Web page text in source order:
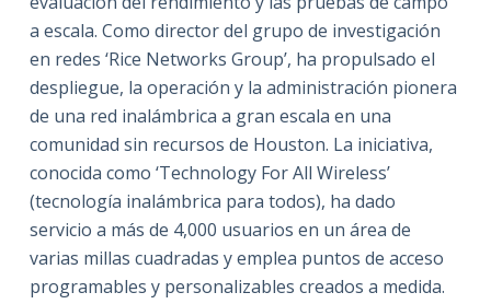
a escala. Como director del grupo de investigación
en redes ‘Rice Networks Group’, ha propulsado el
despliegue, la operación y la administración pionera
de una red inalámbrica a gran escala en una
comunidad sin recursos de Houston. La iniciativa,
conocida como ‘Technology For All Wireless’
(tecnología inalámbrica para todos), ha dado
servicio a más de 4,000 usuarios en un área de
varias millas cuadradas y emplea puntos de acceso
programables y personalizables creados a medida.